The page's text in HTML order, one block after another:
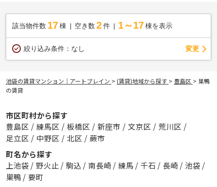
該当物件数 17棟 空き数 2 件 1～17 棟を表示
絞り込み条件： なし 変更
池袋の賃貸マンション｜アートブレイン > (賃貸)地域から探す > 豊島区 > 巣鴨
の賃貸
市区町村から探す
豊島区 / 練馬区 / 板橋区 / 新座市 / 文京区 / 荒川区 /
足立区 / 中野区 / 北区 / 蕨市
町名から探す
上池袋 / 野火止 / 駒込 / 南長崎 / 練馬 / 千石 / 長崎 / 池袋 /
巣鴨 / 要町